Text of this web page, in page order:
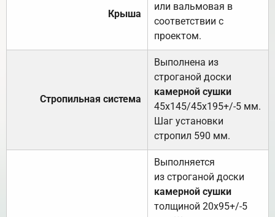
Крыша
или вальмовая в
соответствии с
проектом.
Стропильная система
Выполнена из
строганой доски
камерной сушки
45х145/45х195+/-5 мм.
Шаг установки
стропил 590 мм.
Выполняется
из строганой доски
камерной сушки
толщиной 20х95+/-5